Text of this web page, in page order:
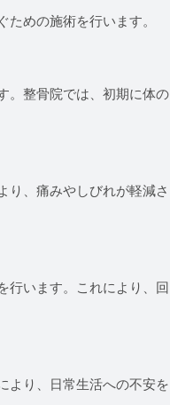
めの施術を行います。
。整骨院では、初期に体の
り、痛みやしびれが軽減さ
行います。これにより、回
より、日常生活への不安を